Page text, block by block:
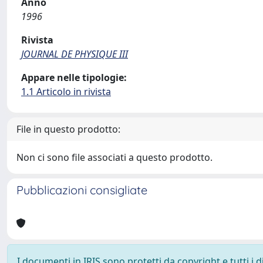
1996
Rivista
JOURNAL DE PHYSIQUE III
Appare nelle tipologie:
1.1 Articolo in rivista
File in questo prodotto:
Non ci sono file associati a questo prodotto.
Pubblicazioni consigliate